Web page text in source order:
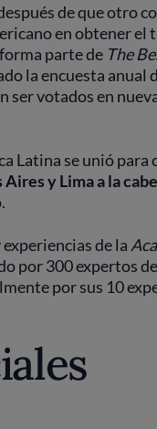
de que otro
en obtener
parte de The
la encuesta anual
ser votados en
Latina se unió
Aires y Lima a la
de la
por 300 expertos
por sus 10